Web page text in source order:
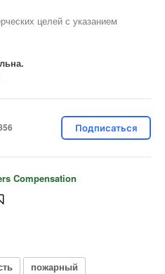
целей с указанием
Подписаться
Compensation
пожарный